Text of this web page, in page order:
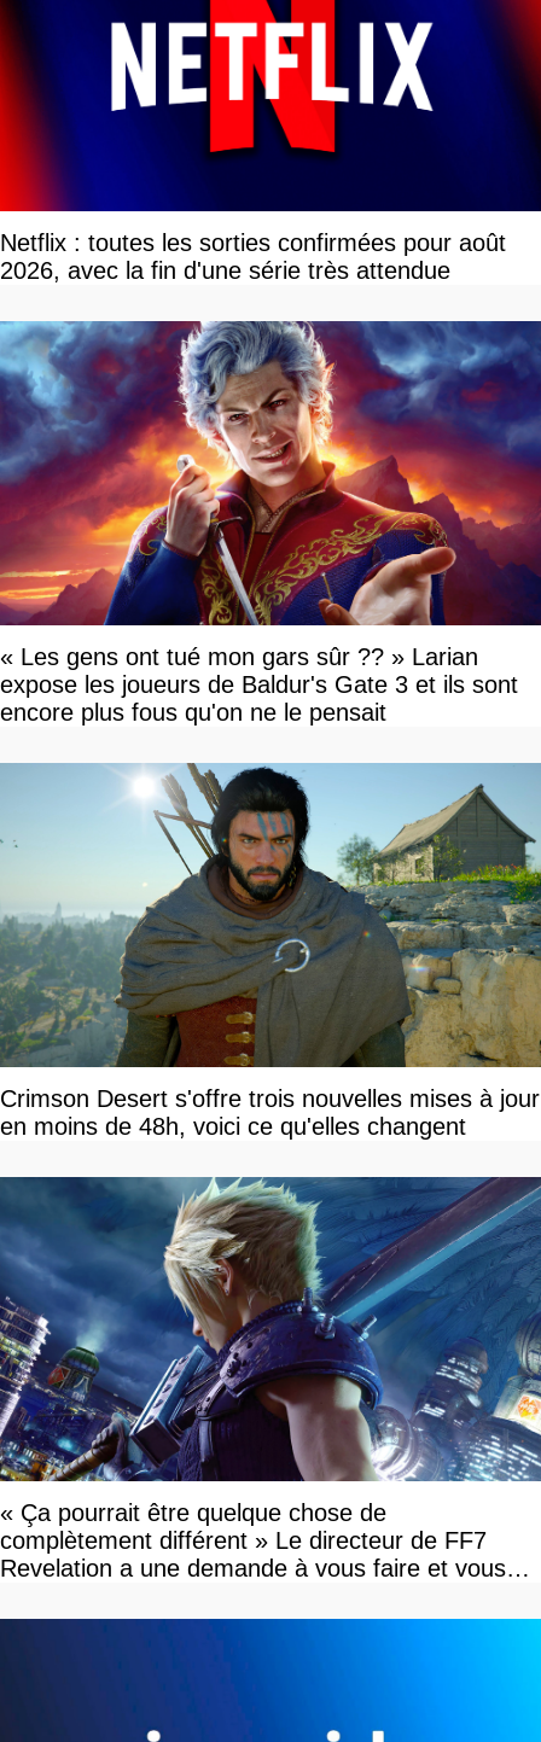
Netflix : toutes les sorties confirmées pour août
2026, avec la fin d'une série très attendue
« Les gens ont tué mon gars sûr ?? » Larian
expose les joueurs de Baldur's Gate 3 et ils sont
encore plus fous qu'on ne le pensait
Crimson Desert s'offre trois nouvelles mises à jour
en moins de 48h, voici ce qu'elles changent
« Ça pourrait être quelque chose de
complètement différent » Le directeur de FF7
Revelation a une demande à vous faire et vous